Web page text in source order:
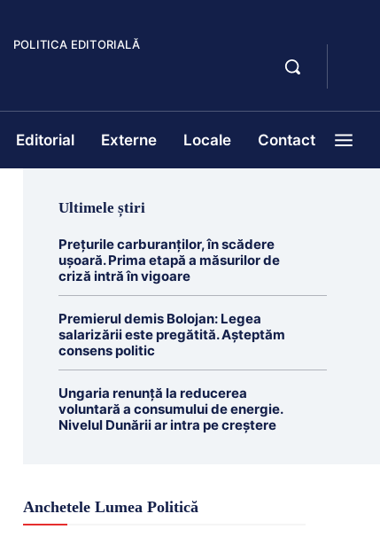
POLITICA EDITORIALĂ
Editorial Externe Locale Contact
Ultimele știri
Prețurile carburanților, în scădere
ușoară. Prima etapă a măsurilor de
criză intră în vigoare
Premierul demis Bolojan: Legea
salarizării este pregătită. Așteptăm
consens politic
Ungaria renunță la reducerea
voluntară a consumului de energie.
Nivelul Dunării ar intra pe creștere
Anchetele Lumea Politică